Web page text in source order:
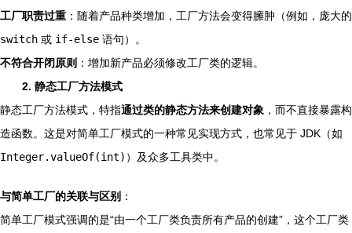
工厂职责过重 ：随着产品种类增加，工厂方法会变得臃肿（例如，庞大的
switch 或 if-else 语句）。
不符合开闭原则 ：增加新产品必须修改工厂类的逻辑。
2. 静态工厂方法模式
静态工厂方法模式，特指通过类的静态方法来创建对象 ，而不直接暴露构
造函数。这是对简单工厂模式的一种常见实现方式，也常见于 JDK（如
Integer.valueOf(int) ）及众多工具类中。
与简单工厂的关联与区别 ：
简单工厂模式强调的是“由一个工厂类负责所有产品的创建”，这个工厂类